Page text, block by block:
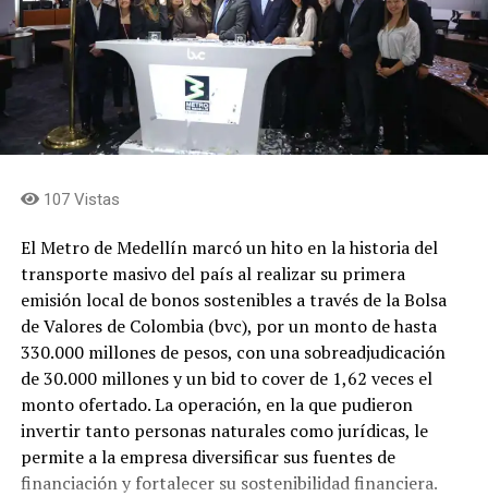
107 Vistas
El Metro de Medellín marcó un hito en la historia del
transporte masivo del país al realizar su primera
emisión local de bonos sostenibles a través de la Bolsa
de Valores de Colombia (bvc), por un monto de hasta
330.000 millones de pesos, con una sobreadjudicación
de 30.000 millones y un bid to cover de 1,62 veces el
monto ofertado. La operación, en la que pudieron
invertir tanto personas naturales como jurídicas, le
permite a la empresa diversificar sus fuentes de
financiación y fortalecer su sostenibilidad financiera.